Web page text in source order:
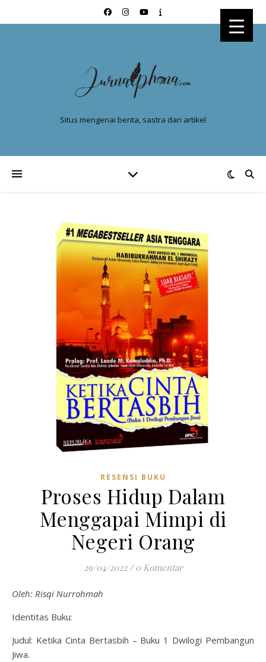
Situs mengenai berita, sastra dan artikel
RESENSI BUKU
Proses Hidup Dalam
Menggapai Mimpi di
Negeri Orang
29/04/2022 / 0 Komentar
Oleh: Risqi Nurrohmah
Identitas Buku:
Judul: Ketika Cinta Bertasbih – Buku 1 Dwilogi Pembangun
Jiwa.